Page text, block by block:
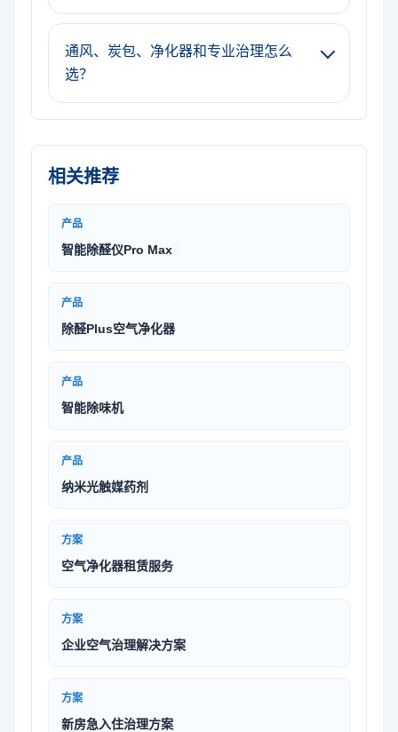
通风、炭包、净化器和专业治理怎么
选？
相关推荐
产品
智能除醛仪Pro Max
产品
除醛Plus空气净化器
产品
智能除味机
产品
纳米光触媒药剂
方案
空气净化器租赁服务
方案
企业空气治理解决方案
方案
新房急入住治理方案